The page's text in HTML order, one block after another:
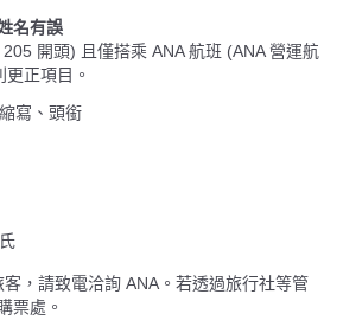
名有誤
開頭) 且僅搭乘 ANA 航班 (ANA 營運航
正項目。
寫、頭銜
，請致電洽詢 ANA。若透過旅行社等管
票處。